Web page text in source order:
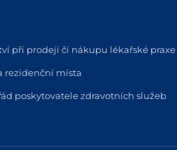
při prodeji či nákupu lékařské praxe
rezidenční místa
poskytovatele zdravotních služeb